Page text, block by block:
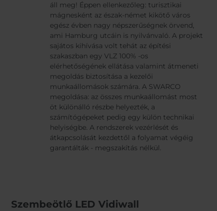
áll meg! Éppen ellenkezőleg: turisztikai
mágnesként az észak-német kikötő város
egész évben nagy népszerűségnek örvend,
ami Hamburg utcáin is nyilvánvaló. A projekt
sajátos kihívása volt tehát az építési
szakaszban egy VLZ 100% -os
elérhetőségének ellátása valamint átmeneti
megoldás biztosítása a kezelői
munkaállomások számára. A SWARCO
megoldása: az összes munkaállomást most
öt különálló részbe helyezték, a
számítógépeket pedig egy külön technikai
helyiségbe. A rendszerek vezérlését és
átkapcsolását kezdettől a folyamat végéig
garantálták - megszakítás nélkül.
Szembeötlő LED Vidiwall